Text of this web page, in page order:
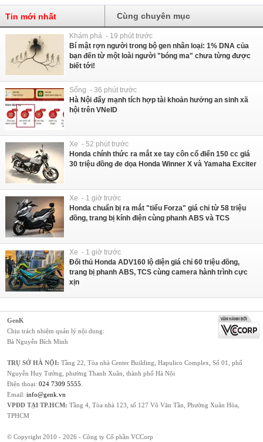
Tin mới nhất Cùng chuyên mục
Khám phá - 19 phút trước
Bí mật rợn người trong bộ gen nhân loại: 1% DNA của
bạn đến từ một loài người "bóng ma" chưa từng được
biết tới!
Sống - 36 phút trước
Hà Nội đẩy mạnh tích hợp tài khoản hưởng an sinh xã
hội trên VNeID
Xe - 52 phút trước
Honda chính thức ra mắt xe tay côn cổ điển 150 cc giá
30 triệu đồng đe dọa Honda Winner X và Yamaha Exciter
Xe - 1 giờ trước
Honda chuẩn bị ra mắt "tiểu Forza" giá chỉ từ 58 triệu
đồng, trang bị kính điện cùng phanh ABS và TCS
Xe - 1 giờ trước
Đối thủ Honda ADV160 lộ diện giá chỉ 60 triệu đồng,
trang bị phanh ABS, TCS cùng camera hành trình cực
xịn
GenK
Chịu trách nhiệm quản lý nội dung:
Bà Nguyễn Bích Minh
TRỤ SỞ HÀ NỘI: Tầng 22, Tòa nhà Center Building, Hapulico Complex, Số 01, phố
Nguyễn Huy Tưởng, phường Thanh Xuân, thành phố Hà Nội
Điện thoại: 024 7309 5555
Email: info@genk.vn
VPĐD TẠI TP.HCM: Tầng 4, Tòa nhà 123, số 127 Võ Văn Tần, Phường Xuân Hòa,
TPHCM
© Copyright 2010 - 2026 - Công ty Cổ phần VCCorp